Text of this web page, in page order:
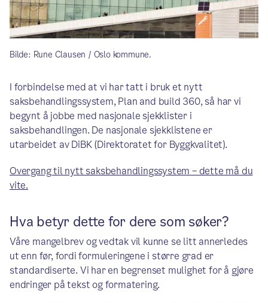
Bilde: Rune Clausen / Oslo kommune.
I forbindelse med at vi har tatt i bruk et nytt
saksbehandlingssystem, Plan and build 360, så har vi
begynt å jobbe med nasjonale sjekklister i
saksbehandlingen. De nasjonale sjekklistene er
utarbeidet av DiBK (Direktoratet for Byggkvalitet).
Overgang til nytt saksbehandlingssystem – dette må du
vite.
Hva betyr dette for dere som søker?
Våre mangelbrev og vedtak vil kunne se litt annerledes
ut enn før, fordi formuleringene i større grad er
standardiserte. Vi har en begrenset mulighet for å gjøre
endringer på tekst og formatering.